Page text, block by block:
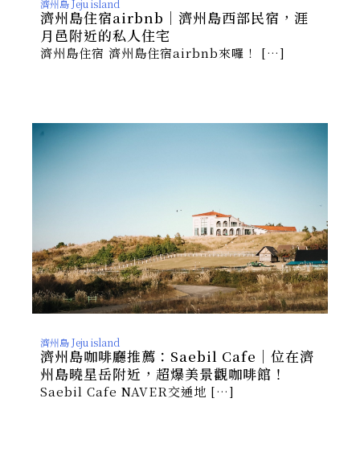
濟州島 Jeju island
濟州島住宿airbnb｜濟州島西部民宿，涯
月邑附近的私人住宅
濟州島住宿 濟州島住宿airbnb來囉！ […]
濟州島 Jeju island
濟州島咖啡廳推薦：Saebil Cafe｜位在濟
州島曉星岳附近，超爆美景觀咖啡館！
Saebil Cafe NAVER交通地 […]